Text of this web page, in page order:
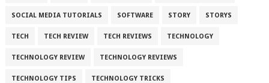
SOCIAL MEDIA TUTORIALS SOFTWARE STORY STORYS
TECH TECH REVIEW TECH REVIEWS TECHNOLOGY
TECHNOLOGY REVIEW TECHNOLOGY REVIEWS
TECHNOLOGY TIPS TECHNOLOGY TRICKS